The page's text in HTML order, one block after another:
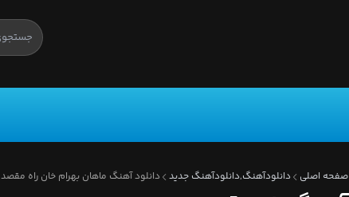
صفحه اصلی دانلودآهنگ,دانلودآهنگ جدید دانلود آهنگ ماهان بهرام خان راه مقصد
بزنیم به دل جاده یکی دله پاته با پای پیاده
من با دلم بستم که پا تو هستم چون راه مقصدی تو
تو مثل الماسی واقعا خاصی عشق قلبمی خب